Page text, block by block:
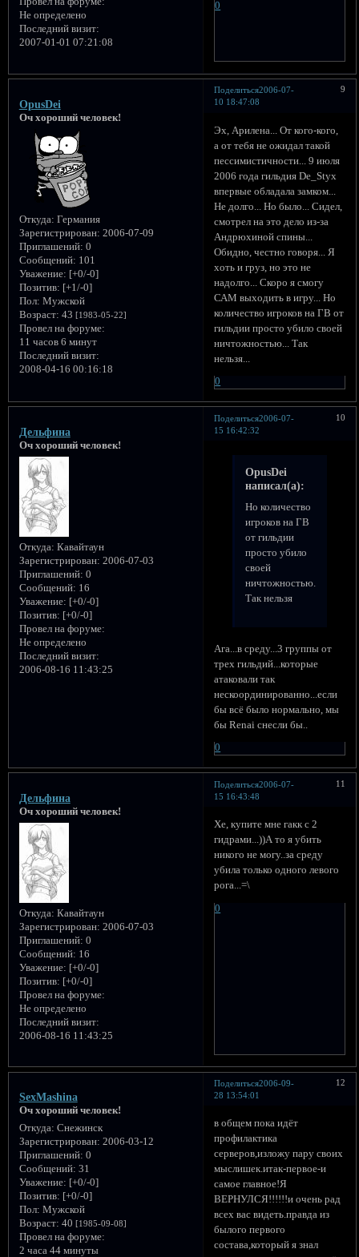
Не определено
Последний визит:
2007-01-01 07:21:08
0
Поделиться 9
2006-07-
10 18:47:08
OpusDei
Оч хороший человек!
Откуда: Германия
Зарегистрирован: 2006-07-09
Приглашений: 0
Сообщений: 101
Уважение: [+0/-0]
Позитив: [+1/-0]
Пол: Мужской
Возраст: 43 [1983-05-22]
Провел на форуме:
11 часов 6 минут
Последний визит:
2008-04-16 00:16:18
Эх, Арилена... От кого-кого,
а от тебя не ожидал такой
пессимистичности... 9 июля
2006 года гильдия De_Styx
впервые обладала замком...
Не долго... Но было... Сидел,
смотрел на это дело из-за
Андрюхиной спины...
Обидно, честно говоря... Я
хоть и груз, но это не
надолго... Скоро я смогу
САМ выходить в игру... Но
количество игроков на ГВ от
гильдии просто убило своей
ничтожностью... Так
нельзя...
0
Поделиться 10
2006-07-
15 16:42:32
Дельфина
Оч хороший человек!
Откуда: Кавайтаун
Зарегистрирован: 2006-07-03
Приглашений: 0
Сообщений: 16
Уважение: [+0/-0]
Позитив: [+0/-0]
Провел на форуме:
Не определено
Последний визит:
2006-08-16 11:43:25
OpusDei
написал(а):
Но количество
игроков на ГВ
от гильдии
просто убило
своей
ничтожностью...
Так нельзя
Ага...в среду...3 группы от
трех гильдий...которые
атаковали так
нескоординированно...если
бы всё было нормально, мы
бы Renai снесли бы..
0
Поделиться 11
2006-07-
15 16:43:48
Дельфина
Оч хороший человек!
Откуда: Кавайтаун
Зарегистрирован: 2006-07-03
Приглашений: 0
Сообщений: 16
Уважение: [+0/-0]
Позитив: [+0/-0]
Провел на форуме:
Не определено
Последний визит:
2006-08-16 11:43:25
Хе, купите мне гакк с 2
гидрами...))А то я убить
никого не могу..за среду
убила только одного левого
рога...=\
0
Поделиться 12
2006-09-
28 13:54:01
SexMashina
Оч хороший человек!
Откуда: Снежинск
Зарегистрирован: 2006-03-12
Приглашений: 0
Сообщений: 31
Уважение: [+0/-0]
Позитив: [+0/-0]
Пол: Мужской
Возраст: 40 [1985-09-08]
Провел на форуме:
2 часа 44 минуты
в общем пока идёт
профилактика
серверов,изложу пару своих
мыслишек.итак-первое-и
самое главное!Я
ВЕРНУЛСЯ!!!!!!и очень рад
всех вас видеть.правда из
былого первого
состава,который я знал